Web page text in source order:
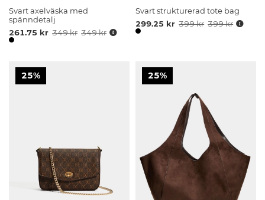
Svart axelväska med
spänndetalj
261.75 kr 349 kr 349 kr
Svart strukturerad tote bag
299.25 kr 399 kr 399 kr
25% 25%